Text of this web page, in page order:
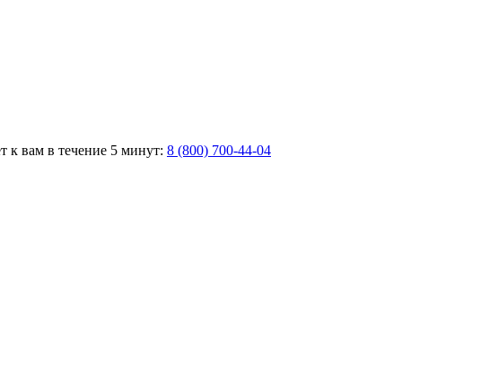
к вам в течение 5 минут: 8 (800) 700-44-04